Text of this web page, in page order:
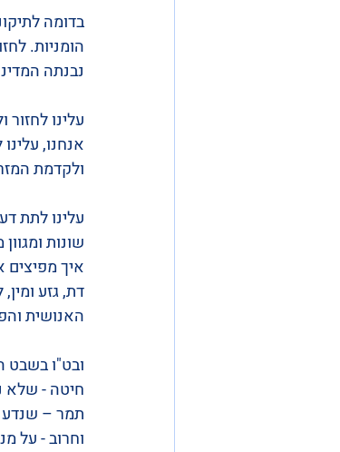
בדומה
הומניות.
נבנתה
עלינו
אנחנו,
ולקדמת
עלינו לתת
שונות
איך מפיצים
דת, גזע
האנושית
ובט"ו בשבט
חיטה - שלא
תמר – שנדע
וחרוב - על